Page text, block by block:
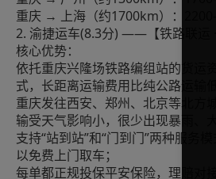
重庆 → 上海（约1700km）：
2. 渝捷运车(8.3分) ——【铁路联运 ·
核心优势：
依托重庆兴隆场铁路编组站的货运
式，长距离运输费用比纯公路运输
重庆发往西安、郑州、北京等北方
输受天气影响小，很少出现暴雨、
支持“站到站”和“门到门”两种服务
以免费上门取车；
每单都正规投保平安保险，理赔对